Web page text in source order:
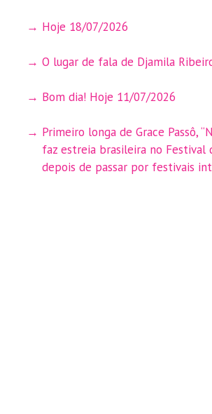
Hoje 18/07/2026
O lugar de fala de Djamila
Bom dia! Hoje 11/07/2026
Primeiro longa de Grace Passô,
faz estreia brasileira no Festival
depois de passar por festivais